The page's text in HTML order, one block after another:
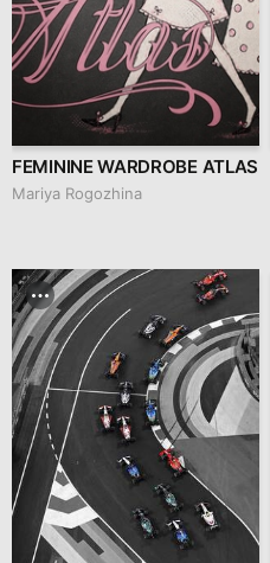
FEMININE WARDROBE ATLAS
Mariya Rogozhina